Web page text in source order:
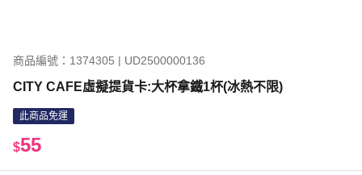
商品編號：1374305 | UD2500000136
CITY CAFE虛擬提貨卡:大杯拿鐵1杯(冰熱不限)
此商品免運
$55